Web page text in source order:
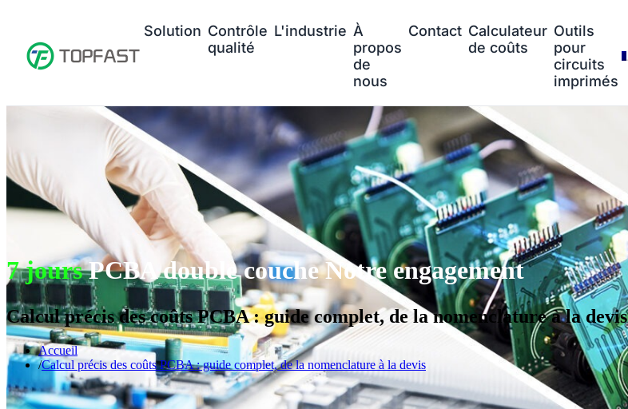
Solution Contrôle
qualité
L'industrie À
propos
de
nous
Contact Calculateur
de coûts
Outils
pour
circuits
imprimés
7 joursPCBA double couche Notre engagement
Calcul précis des coûts PCBA : guide complet, de la nomenclature à la devis
Accueil
Calcul précis des coûts PCBA : guide complet, de la nomenclature à la devis